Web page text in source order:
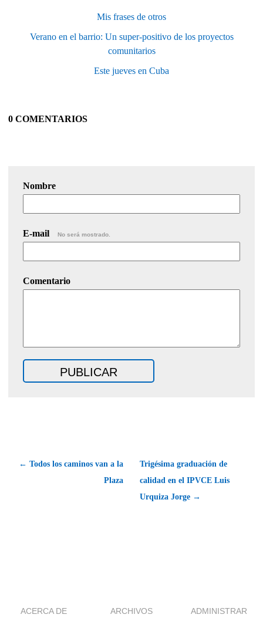
Mis frases de otros
Verano en el barrio: Un super-positivo de los proyectos
comunitarios
Este jueves en Cuba
0 COMENTARIOS
Nombre
E-mail No será mostrado.
Comentario
← Todos los caminos van a la
Plaza
Trigésima graduación de
calidad en el IPVCE Luis
Urquiza Jorge →
ACERCA DE ARCHIVOS ADMINISTRAR